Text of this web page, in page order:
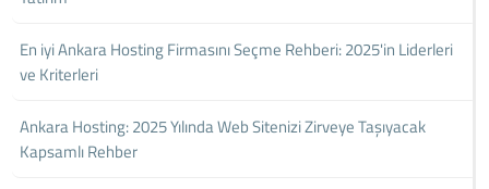
En iyi Ankara Hosting Firmasını Seçme Rehberi: 2025'in Liderleri
ve Kriterleri
Ankara Hosting: 2025 Yılında Web Sitenizi Zirveye Taşıyacak
Kapsamlı Rehber